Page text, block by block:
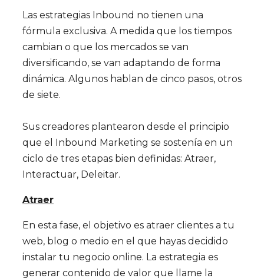
Las estrategias Inbound no tienen una
fórmula exclusiva. A medida que los tiempos
cambian o que los mercados se van
diversificando, se van adaptando de forma
dinámica. Algunos hablan de cinco pasos, otros
de siete.
Sus creadores plantearon desde el principio
que el Inbound Marketing se sostenía en un
ciclo de tres etapas bien definidas: Atraer,
Interactuar, Deleitar.
Atraer
En esta fase, el objetivo es atraer clientes a tu
web, blog o medio en el que hayas decidido
instalar tu negocio online. La estrategia es
generar contenido de valor que llame la